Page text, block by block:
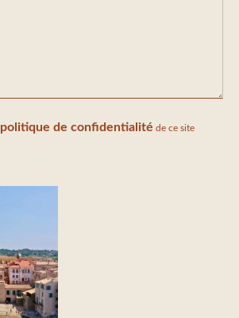
politique de confidentialité de ce site